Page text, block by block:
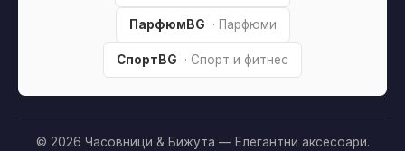
ПарфюмBG · Парфюми
СпортBG · Спорт и фитнес
© 2026 Часовници & Бижута — Елегантни аксесоари.